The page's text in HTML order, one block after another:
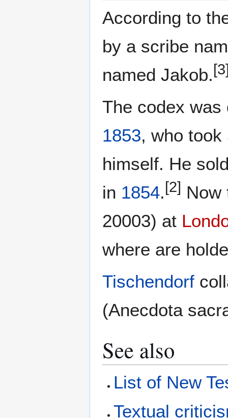
According to
by a scribe
named Jakob.
The codex
1853, who
himself. He
in 1854. [2] Now
20003) at
where are
Tischendorf
(Anecdota
See also
List of New
Textual